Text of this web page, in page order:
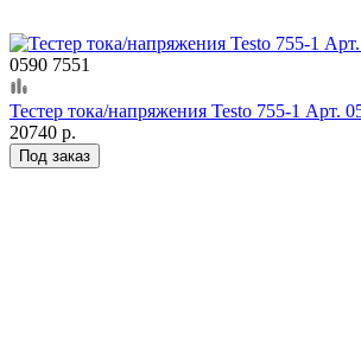
0590 7551
Тестер тока/напряжения Testo 755-1 Арт.
20740 р.
Под заказ